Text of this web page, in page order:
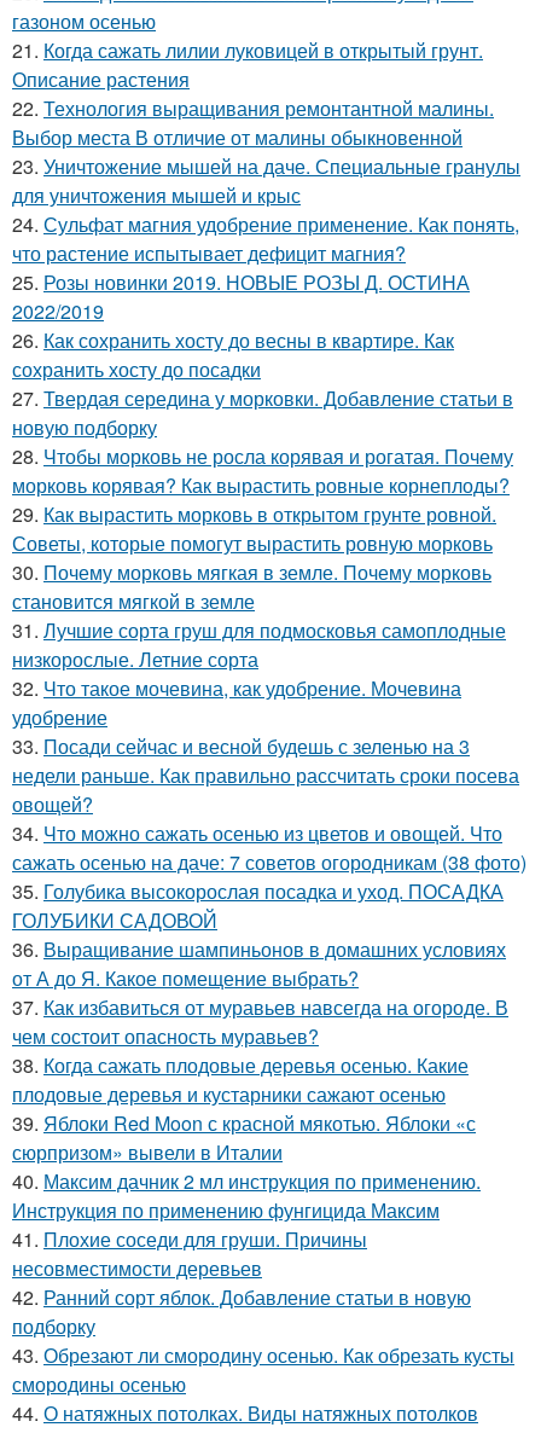
газоном осенью
21. Когда сажать лилии луковицей в открытый грунт.
Описание растения
22. Технология выращивания ремонтантной малины.
Выбор места В отличие от малины обыкновенной
23. Уничтожение мышей на даче. Специальные гранулы
для уничтожения мышей и крыс
24. Сульфат магния удобрение применение. Как понять,
что растение испытывает дефицит магния?
25. Розы новинки 2019. НОВЫЕ РОЗЫ Д. ОСТИНА
2022/2019
26. Как сохранить хосту до весны в квартире. Как
сохранить хосту до посадки
27. Твердая середина у морковки. Добавление статьи в
новую подборку
28. Чтобы морковь не росла корявая и рогатая. Почему
морковь корявая? Как вырастить ровные корнеплоды?
29. Как вырастить морковь в открытом грунте ровной.
Советы, которые помогут вырастить ровную морковь
30. Почему морковь мягкая в земле. Почему морковь
становится мягкой в земле
31. Лучшие сорта груш для подмосковья самоплодные
низкорослые. Летние сорта
32. Что такое мочевина, как удобрение. Мочевина
удобрение
33. Посади сейчас и весной будешь с зеленью на 3
недели раньше. Как правильно рассчитать сроки посева
овощей?
34. Что можно сажать осенью из цветов и овощей. Что
сажать осенью на даче: 7 советов огородникам (38 фото)
35. Голубика высокорослая посадка и уход. ПОСАДКА
ГОЛУБИКИ САДОВОЙ
36. Выращивание шампиньонов в домашних условиях
от А до Я. Какое помещение выбрать?
37. Как избавиться от муравьев навсегда на огороде. В
чем состоит опасность муравьев?
38. Когда сажать плодовые деревья осенью. Какие
плодовые деревья и кустарники сажают осенью
39. Яблоки Red Moon с красной мякотью. Яблоки «с
сюрпризом» вывели в Италии
40. Максим дачник 2 мл инструкция по применению.
Инструкция по применению фунгицида Максим
41. Плохие соседи для груши. Причины
несовместимости деревьев
42. Ранний сорт яблок. Добавление статьи в новую
подборку
43. Обрезают ли смородину осенью. Как обрезать кусты
смородины осенью
44. О натяжных потолках. Виды натяжных потолков